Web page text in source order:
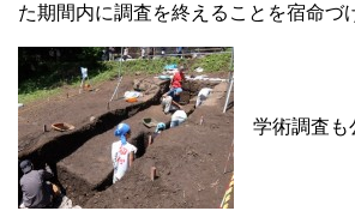
た期間内に調査を終えることを宿命づ
学術調査も